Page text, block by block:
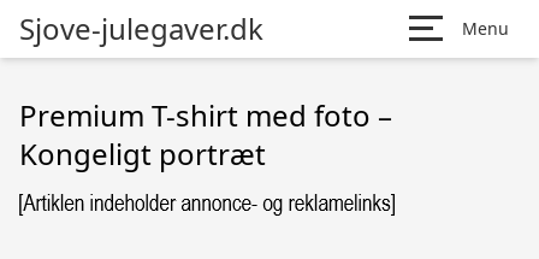
Sjove-julegaver.dk Menu
Premium T-shirt med foto –
Kongeligt portræt